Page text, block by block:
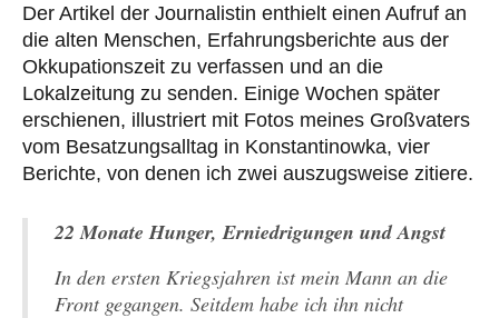
Der Artikel der Journalistin enthielt einen Aufruf an
die alten Menschen, Erfahrungsberichte aus der
Okkupationszeit zu verfassen und an die
Lokalzeitung zu senden. Einige Wochen später
erschienen, illustriert mit Fotos meines Großvaters
vom Besatzungsalltag in Konstantinowka, vier
Berichte, von denen ich zwei auszugsweise zitiere.
22 Monate Hunger, Erniedrigungen und Angst
In den ersten Kriegsjahren ist mein Mann an die
Front gegangen. Seitdem habe ich ihn nicht